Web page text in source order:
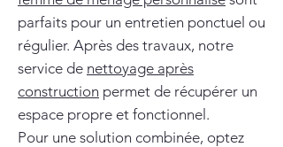
parfaits pour un entretien ponctuel ou
régulier. Après des travaux, notre
service de nettoyage après
construction permet de récupérer un
espace propre et fonctionnel.
Pour une solution combinée, optez